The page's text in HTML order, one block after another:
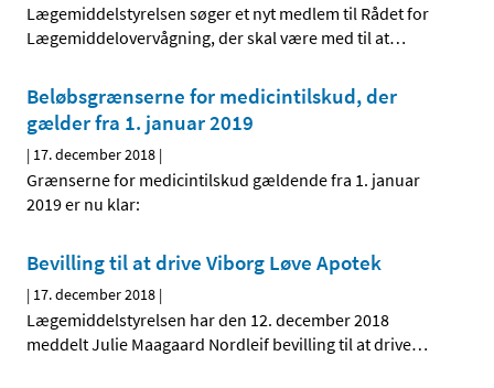
Lægemiddelstyrelsen søger et nyt medlem til Rådet for
Lægemiddelovervågning, der skal være med til at…
Beløbsgrænserne for medicintilskud, der
gælder fra 1. januar 2019
| 17. december 2018 |
Grænserne for medicintilskud gældende fra 1. januar
2019 er nu klar:
Bevilling til at drive Viborg Løve Apotek
| 17. december 2018 |
Lægemiddelstyrelsen har den 12. december 2018
meddelt Julie Maagaard Nordleif bevilling til at drive…